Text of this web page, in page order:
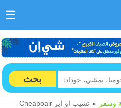
☰
بحث
وسفر تشيب او اير Cheapoair